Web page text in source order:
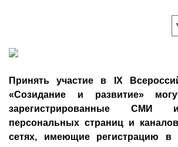
Принять участие в IX
«Созидание и развитие»
зарегистрированные СМИ
персональных страниц и
сетях, имеющие регистрацию в